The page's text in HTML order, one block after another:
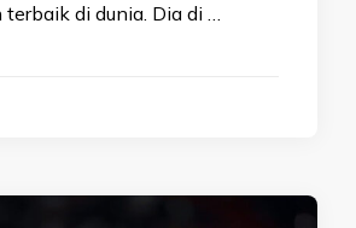
di dunia. Dia di …